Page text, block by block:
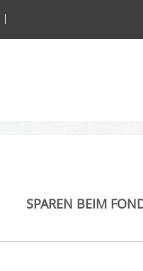
SPAREN BEIM